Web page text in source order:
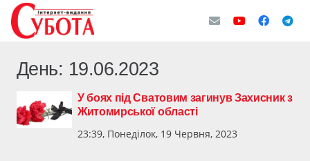
День: 19.06.2023
У боях під Сватовим загинув Захисник з
Житомирської області
23:39, Понеділок, 19 Червня, 2023